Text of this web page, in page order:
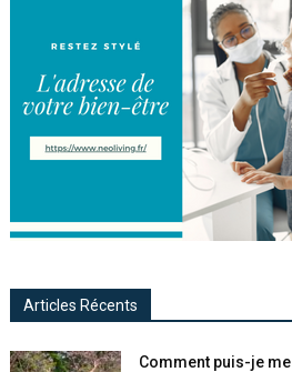
Articles Récents
Comment puis-je me